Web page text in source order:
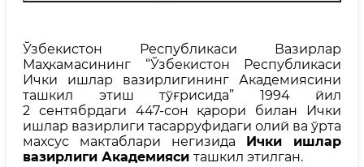
Ўзбекистон Республикаси Вазирлар
Маҳкамасининг “Ўзбекистон Республикаси
Ички ишлар вазирлигининг Академиясини
ташкил этиш тўғрисида” 1994 йил
2 сентябрдаги 447-сон қарори билан Ички
ишлар вазирлиги тасарруфидаги олий ва ўрта
махсус мактаблари негизида Ички ишлар
вазирлиги Академияси ташкил этилган.